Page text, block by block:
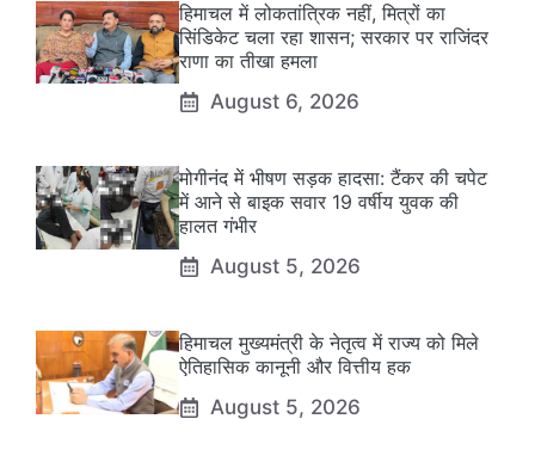
हिमाचल में लोकतांत्रिक नहीं, मित्रों का
सिंडिकेट चला रहा शासन; सरकार पर राजिंदर
राणा का तीखा हमला
August 6, 2026
मोगीनंद में भीषण सड़क हादसा: टैंकर की चपेट
में आने से बाइक सवार 19 वर्षीय युवक की
हालत गंभीर
August 5, 2026
हिमाचल मुख्यमंत्री के नेतृत्व में राज्य को मिले
ऐतिहासिक कानूनी और वित्तीय हक
August 5, 2026